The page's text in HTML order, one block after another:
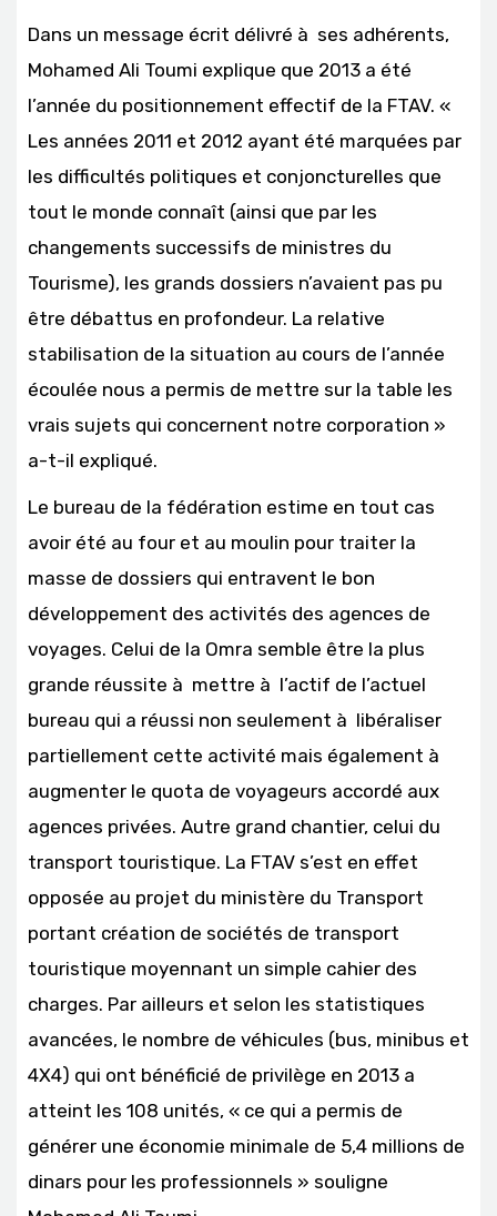
Dans un message écrit délivré à ses adhérents,
Mohamed Ali Toumi explique que 2013 a été
l’année du positionnement effectif de la FTAV. «
Les années 2011 et 2012 ayant été marquées par
les difficultés politiques et conjoncturelles que
tout le monde connaît (ainsi que par les
changements successifs de ministres du
Tourisme), les grands dossiers n’avaient pas pu
être débattus en profondeur. La relative
stabilisation de la situation au cours de l’année
écoulée nous a permis de mettre sur la table les
vrais sujets qui concernent notre corporation »
a-t-il expliqué.
Le bureau de la fédération estime en tout cas
avoir été au four et au moulin pour traiter la
masse de dossiers qui entravent le bon
développement des activités des agences de
voyages. Celui de la Omra semble être la plus
grande réussite à mettre à l’actif de l’actuel
bureau qui a réussi non seulement à libéraliser
partiellement cette activité mais également à
augmenter le quota de voyageurs accordé aux
agences privées. Autre grand chantier, celui du
transport touristique. La FTAV s’est en effet
opposée au projet du ministère du Transport
portant création de sociétés de transport
touristique moyennant un simple cahier des
charges. Par ailleurs et selon les statistiques
avancées, le nombre de véhicules (bus, minibus et
4X4) qui ont bénéficié de privilège en 2013 a
atteint les 108 unités, « ce qui a permis de
générer une économie minimale de 5,4 millions de
dinars pour les professionnels » souligne